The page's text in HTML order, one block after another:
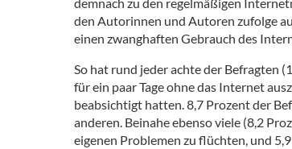
den Autorinnen und Autoren zufolge
einen zwanghaften Gebrauch des
So hat rund jeder achte der Befragten
für ein paar Tage ohne das Internet
beabsichtigt hatten. 8,7 Prozent der
anderen. Beinahe ebenso viele (8,2
eigenen Problemen zu flüchten, und